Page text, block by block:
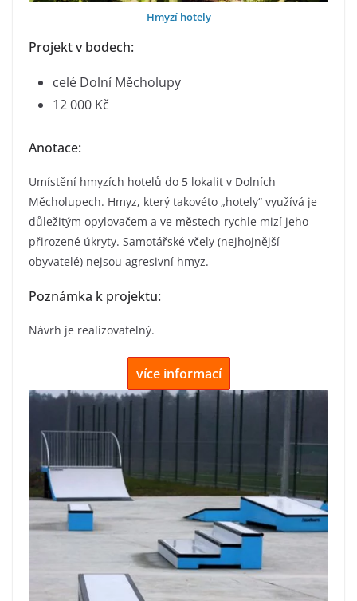
Hmyzí hotely
Projekt v bodech:
celé Dolní Měcholupy
12 000 Kč
Anotace:
Umístění hmyzích hotelů do 5 lokalit v Dolních
Měcholupech. Hmyz, který takovéto „hotely“ využívá je
důležitým opylovačem a ve městech rychle mizí jeho
přirozené úkryty. Samotářské včely (nejhojnější
obyvatelé) nejsou agresivní hmyz.
Poznámka k projektu:
Návrh je realizovatelný.
více informací